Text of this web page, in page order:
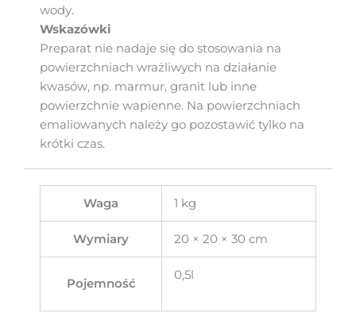
wody.
Wskazówki
Preparat nie nadaje się do stosowania na
powierzchniach wrażliwych na działanie
kwasów, np. marmur, granit lub inne
powierzchnie wapienne. Na powierzchniach
emaliowanych należy go pozostawić tylko na
krótki czas.
Waga 1 kg
Wymiary 20 × 20 × 30 cm
Pojemność
0,5l